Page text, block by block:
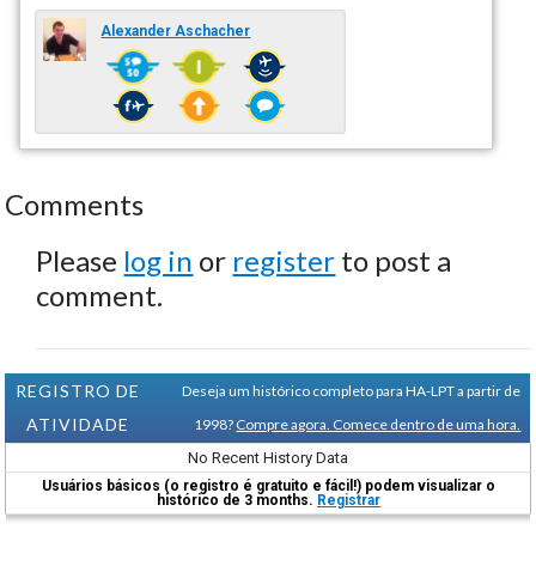
Alexander Aschacher
Comments
Please log in or register to post a
comment.
REGISTRO DE
ATIVIDADE
Deseja um histórico completo para HA-LPT a partir de
1998? Compre agora. Comece dentro de uma hora.
No Recent History Data
Usuários básicos (o registro é gratuito e fácil!) podem visualizar o
histórico de 3 months. Registrar